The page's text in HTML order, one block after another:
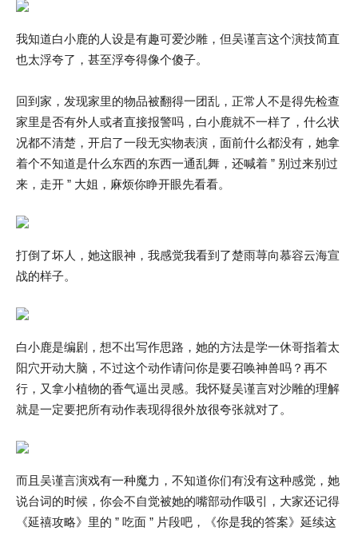
我知道白小鹿的人设是有趣可爱沙雕，但吴谨言这个演技简直
也太浮夸了，甚至浮夸得像个傻子。
回到家，发现家里的物品被翻得一团乱，正常人不是得先检查
家里是否有外人或者直接报警吗，白小鹿就不一样了，什么状
况都不清楚，开启了一段无实物表演，面前什么都没有，她拿
着个不知道是什么东西的东西一通乱舞，还喊着 ” 别过来别过
来，走开 ” 大姐，麻烦你睁开眼先看看。
打倒了坏人，她这眼神，我感觉我看到了楚雨荨向慕容云海宣
战的样子。
白小鹿是编剧，想不出写作思路，她的方法是学一休哥指着太
阳穴开动大脑，不过这个动作请问你是要召唤神兽吗？再不
行，又拿小植物的香气逼出灵感。我怀疑吴谨言对沙雕的理解
就是一定要把所有动作表现得很外放很夸张就对了。
而且吴谨言演戏有一种魔力，不知道你们有没有这种感觉，她
说台词的时候，你会不自觉被她的嘴部动作吸引，大家还记得
《延禧攻略》里的 ” 吃面 ” 片段吧，《你是我的答案》延续这